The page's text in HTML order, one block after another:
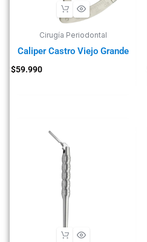
Cirugía Periodontal
Caliper Castro Viejo Grande
$59.990